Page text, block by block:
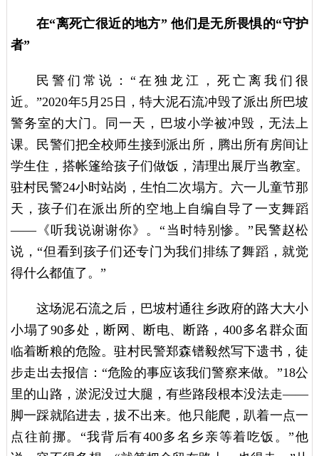
在“离死亡很近的地方” 他们是无所畏惧的“守护
者”
民警们常说：“在独龙江，死亡离我们很
近。”2020年5月25日，特大泥石流冲毁了派出所巴坡
警务室的大门。同一天，巴坡小学被冲毁，无法上
课。民警们把全校师生接到派出所，腾出所有房间让
学生住，搭帐篷给孩子们做饭，清理出展厅当教室。
驻村民警24小时站岗，生怕二次塌方。六一儿童节那
天，孩子们在派出所的空地上自编自导了一支舞蹈
——《听我说谢谢你》。“当时特别惨。”民警赵松
说，“但看到孩子们还专门为我们排练了舞蹈，就觉
得什么都值了。”
这场泥石流之后，巴坡村通往乡政府的路大大小
小塌了90多处，断网、断电、断路，400多名群众面
临着断粮的危险。驻村民警郑森镨毅然写下遗书，徒
步走出去报信：“危险的事应该我们警察来做。”18公
里的山路，淤泥没过大腿，有些路段根本没法走——
脚一踩就陷进去，拔不出来。他只能爬，趴着一点一
点往前挪。“我背后有400多名乡亲等着吃饭。”他